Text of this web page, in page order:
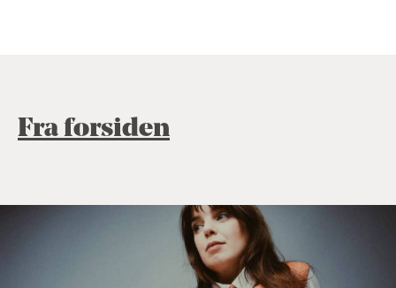
Fra forsiden